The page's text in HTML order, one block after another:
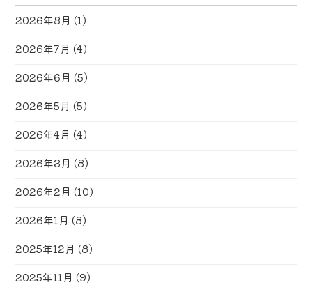
2026年8月 (1)
2026年7月 (4)
2026年6月 (5)
2026年5月 (5)
2026年4月 (4)
2026年3月 (8)
2026年2月 (10)
2026年1月 (8)
2025年12月 (8)
2025年11月 (9)